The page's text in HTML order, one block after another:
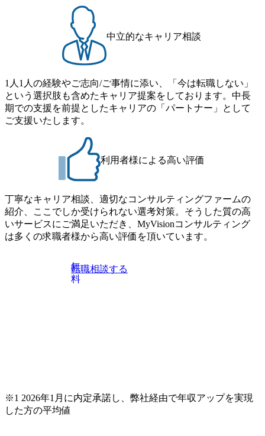
った社会課題やテーマに対して、グローバル知見と最新の
事例などを基に企業の構造改革と社会価値の創造の取り組
みを行うプロフェッショナルチームです。 今回1day選考対
象となるポジションは下記となります。 ・コンサルタント
(調達改革・設備O&M)【SCS SU】 ・コンサルタント(ECM/
流改革/需給プロセス改革)【SSC SU】 ・SCM/ECMデータ・
プロセス分析・AI活用_Sustainable SCM Strategy Unit(Strategy
Consultant職)≪東京・大阪≫ ・コンサルタント(SCS SUオー
プンポジション)【SCS SU】 ※当日は全体での会社説明な
どはなく、個別選考のみの実施を予定しています ※1名あた
りの拘束時間は1時間～最大2時間半程度を想定しています
※1次面接と最終面接の間をなるべく空けないよう調整して
おりますが、調整が叶わないケースもございます オンライ
ン 書類選考通過者
仕事内容からお話をさせていただきますので、戦略コンサ
ルティングにご興味をお持ちの方は、この機会にぜひご応
にはWebテストを8月20日までに受験いただきます ・8月21
日までにプログラム参加者をご案内します ・初回プログラ
ム : 8月29日(土)10:00～13:30 @ベイン東京オフィス(六本木)
・プログラム期間中はコンサルタントとの食事会、プロジ
ェクトのご紹介、ケースワークショップなどを実施します
・10月17日(土)開催の選考会にて採用面接を実施する予定で
す ※ご都合が合わない方は別途調整いたします 初回プロ
ラインまたはオフラインの実施 ※東京オフィスのみのご応
募となります。他オフィス希望を含めたご応募はお受けい
たしかねますのでご了承ください ● フルタイムでの職務経
歴を2年以上お持ちの方で、東京オフィスのコンサルタント
ポジションに応募意思がある方 ● 英語・日本語ともにビジ
ネスレベルの方 ※日本語が母国語でない方は日本語能力
試験N1またはそれ相当の上級レベルの日本語力(会話・読解
力)
中立的なキャリア相談
1人1人の経験やご志向/ご事情に添い、「今は転職しない」
という選択肢も含めたキャリア提案をしております。中長
期での支援を前提としたキャリアの「パートナー」として
ご支援いたします。
利用者様による高い評価
丁寧なキャリア相談、適切なコンサルティングファームの
紹介、ここでしか受けられない選考対策。そうした質の高
いサービスにご満足いただき、MyVisionコンサルティング
は多くの求職者様から高い評価を頂いています。
無
料
転職相談する
※1 2026年1月に内定承諾し、弊社経由で年収アップを実現
した方の平均値